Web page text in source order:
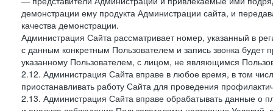
демонстрации ему продукта Администрации сайта, и
качества демонстрации.
Администрация Сайта рассматривает номер, указанный в
с данным конкретным Пользователем и запись звонка будет
указанному Пользователем, с лицом, не являющимся
2.12. Администрация Сайта вправе в любое время, в том
приостанавливать работу Сайта для проведения
2.13. Администрация Сайта вправе обрабатывать данные о